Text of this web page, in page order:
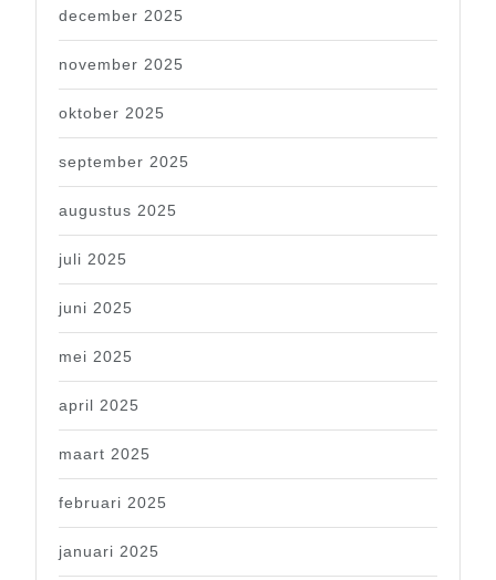
december 2025
november 2025
oktober 2025
september 2025
augustus 2025
juli 2025
juni 2025
mei 2025
april 2025
maart 2025
februari 2025
januari 2025